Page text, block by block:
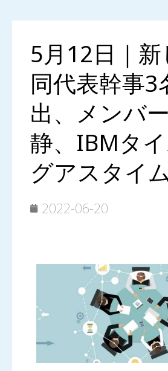
5月12日｜
同代表幹事3
出、メンバ
静、IBMタ
グアスタイ
2022-06-20